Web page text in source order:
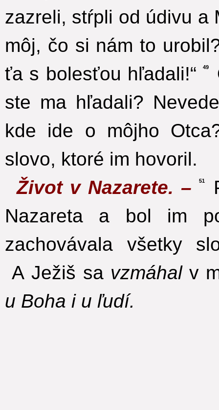
zazreli, stŕpli od údivu a
môj, čo si nám to
ťa s bolesťou hľadali!“
49
ste ma hľadali?
kde ide o môjho
slovo, ktoré im hovoril.
Život v Nazarete. –
51
Nazareta a bol im
zachovávala všetky
A Ježiš sa vzmáhalv
u Boha i u ľudí.